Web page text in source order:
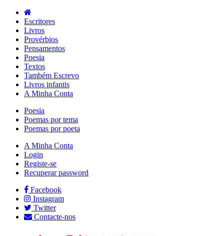
Escritores
Livros
Provérbios
Pensamentos
Poesia
Textos
Também Escrevo
Livros infantis
A Minha Conta
Poesia
Poemas por tema
Poemas por poeta
A Minha Conta
Login
Registe-se
Recuperar password
Facebook
Instagram
Twitter
Contacte-nos